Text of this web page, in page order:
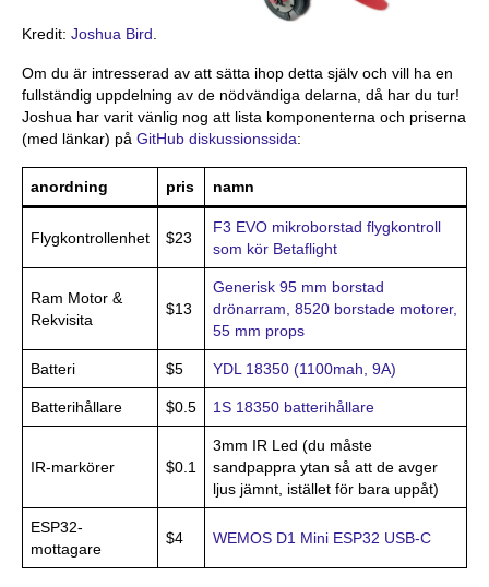
Kredit: Joshua Bird.
Om du är intresserad av att sätta ihop detta själv och vill ha en
fullständig uppdelning av de nödvändiga delarna, då har du tur!
Joshua har varit vänlig nog att lista komponenterna och priserna
(med länkar) på GitHub diskussionssida:
anordning pris namn
Flygkontrollenhet $23
F3 EVO mikroborstad flygkontroll
som kör Betaflight
Ram Motor &
Rekvisita
$13
Generisk 95 mm borstad
drönarram, 8520 borstade motorer,
55 mm props
Batteri $5 YDL 18350 (1100mah, 9A)
Batterihållare $0.5 1S 18350 batterihållare
IR-markörer $0.1
3mm IR Led (du måste
sandpappra ytan så att de avger
ljus jämnt, istället för bara uppåt)
ESP32-
mottagare
$4 WEMOS D1 Mini ESP32 USB-C